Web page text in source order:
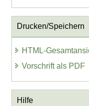
Drucken/Speichern
HTML-
Vorschrift als PDF
Hilfe